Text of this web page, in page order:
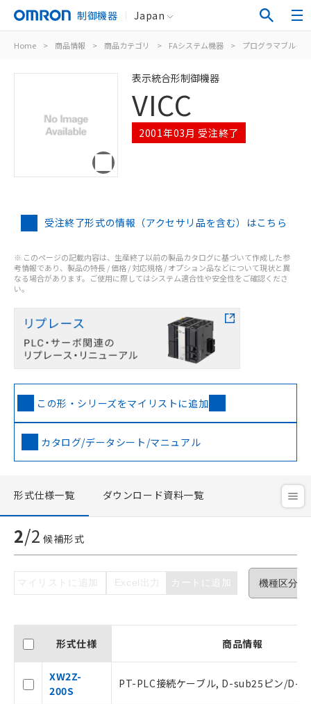
制御機器 Japan
Home > 商品情報 > 商品カテゴリ > FAシステム機器 > プログラマブルタ
表示統合形制御機器
VICC
2001年03月 受注終了
受注終了形式の情報（アクセサリ品を含む）はこちら
※ このページの記載内容は、生産終了以前の製品カタログに基づいて作成した参
考情報であり、製品の特長 / 価格 / 対応規格 / オプション品などについて現状と異
なる場合があります。ご使用に際してはシステム適合性や安全性をご確認くださ
い。
この形・シリーズをマイリストに追加
カタログ/データシート/マニュアル
形式仕様一覧 ダウンロード資料一覧
2/2 候補形式
マイリストに追加 Excel出力 カートに追加
形式仕様 商品情報
XW2Z-
200S
PT-PLC接続ケーブル, D-sub25ピン/D-
記
号
○
ご利用条件
ご利用ください。
商品の当社在庫状況および標準価格(税
抜)を提供させていただくものです。
当社制御機器事業取扱商品の中には、
本サービスの対象外となる商品もある
ことをご了承ください。
記載している更新日時点での社内デー
タに基づき作成されるものであり、閲
了承ください。